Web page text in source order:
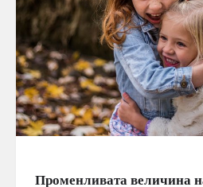
Променливата величина